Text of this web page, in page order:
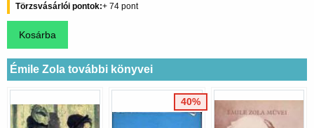
Törzsvásárlói pontok 74
Émile Zola további könyvei
40%